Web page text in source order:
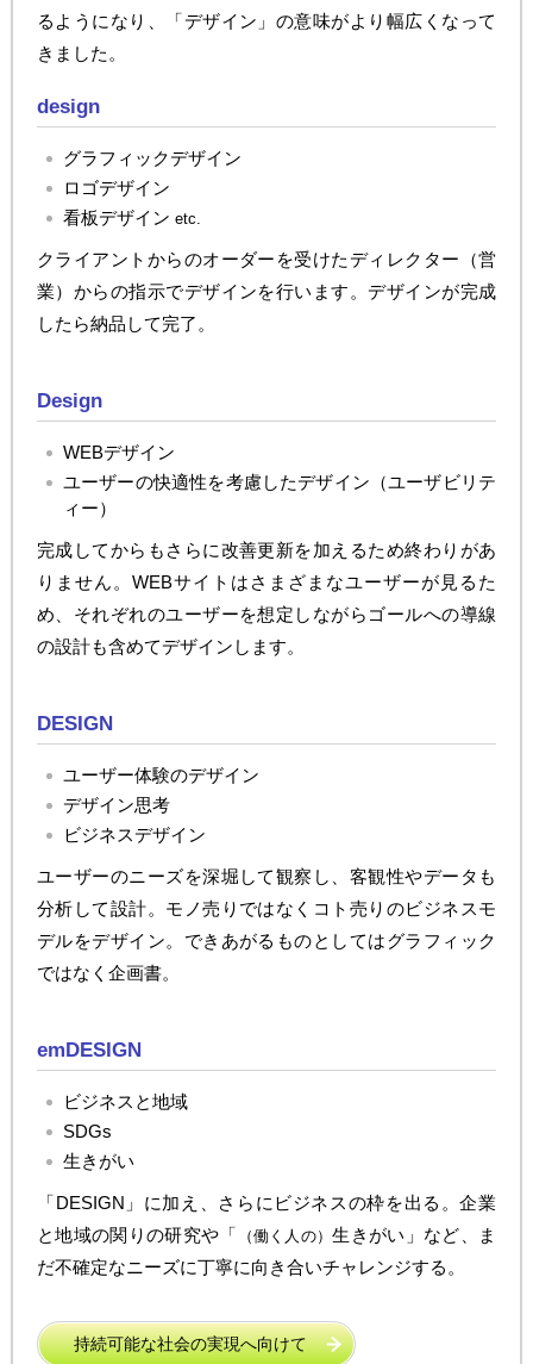
るようになり、「デザイン」の意味がより幅広くなって
きました。
design
グラフィックデザイン
ロゴデザイン
看板デザイン etc.
クライアントからのオーダーを受けたディレクター（営
業）からの指示でデザインを行います。デザインが完成
したら納品して完了。
Design
WEBデザイン
ユーザーの快適性を考慮したデザイン（ユーザビリテ
ィー）
完成してからもさらに改善更新を加えるため終わりがあ
りません。WEBサイトはさまざまなユーザーが見るた
め、それぞれのユーザーを想定しながらゴールへの導線
の設計も含めてデザインします。
DESIGN
ユーザー体験のデザイン
デザイン思考
ビジネスデザイン
ユーザーのニーズを深堀して観察し、客観性やデータも
分析して設計。モノ売りではなくコト売りのビジネスモ
デルをデザイン。できあがるものとしてはグラフィック
ではなく企画書。
emDESIGN
ビジネスと地域
SDGs
生きがい
「DESIGN」に加え、さらにビジネスの枠を出る。企業
と地域の関りの研究や「
（働く人の）生きがい」など、ま
だ不確定なニーズに丁寧に向き合いチャレンジする。
持続可能な社会の実現へ向けて